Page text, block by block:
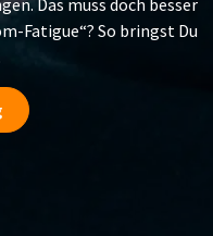
Das muss doch besser
Fatigue“? So bringst Du